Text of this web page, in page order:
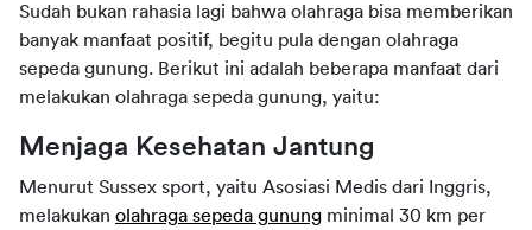
Sudah bukan rahasia lagi bahwa olahraga bisa memberikan
banyak manfaat positif, begitu pula dengan olahraga
sepeda gunung. Berikut ini adalah beberapa manfaat dari
melakukan olahraga sepeda gunung, yaitu:
Menjaga Kesehatan Jantung
Menurut Sussex sport, yaitu Asosiasi Medis dari Inggris,
melakukan olahraga sepeda gunung minimal 30 km per